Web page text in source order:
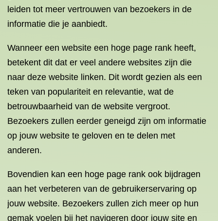
leiden tot meer vertrouwen van bezoekers in de
informatie die je aanbiedt.
Wanneer een website een hoge page rank heeft,
betekent dit dat er veel andere websites zijn die
naar deze website linken. Dit wordt gezien als een
teken van populariteit en relevantie, wat de
betrouwbaarheid van de website vergroot.
Bezoekers zullen eerder geneigd zijn om informatie
op jouw website te geloven en te delen met
anderen.
Bovendien kan een hoge page rank ook bijdragen
aan het verbeteren van de gebruikerservaring op
jouw website. Bezoekers zullen zich meer op hun
gemak voelen bij het navigeren door jouw site en